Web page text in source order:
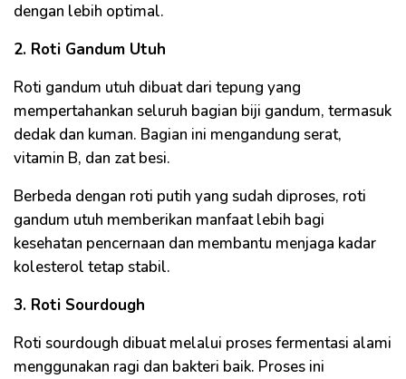
dengan lebih optimal.
2. Roti Gandum Utuh
Roti gandum utuh dibuat dari tepung yang
mempertahankan seluruh bagian biji gandum, termasuk
dedak dan kuman. Bagian ini mengandung serat,
vitamin B, dan zat besi.
Berbeda dengan roti putih yang sudah diproses, roti
gandum utuh memberikan manfaat lebih bagi
kesehatan pencernaan dan membantu menjaga kadar
kolesterol tetap stabil.
3. Roti Sourdough
Roti sourdough dibuat melalui proses fermentasi alami
menggunakan ragi dan bakteri baik. Proses ini